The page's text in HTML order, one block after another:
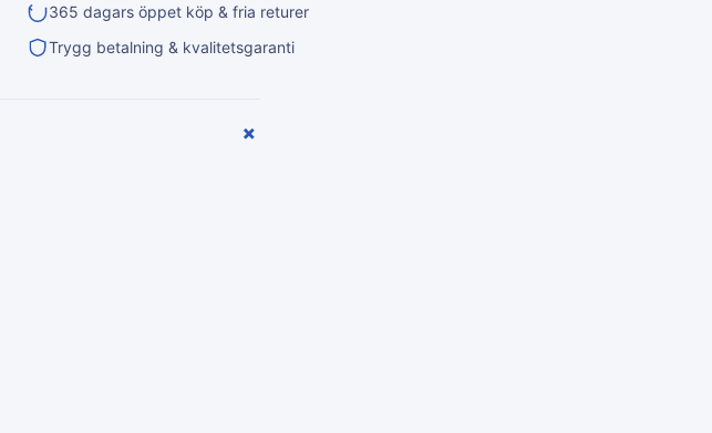
365 dagars öppet köp & fria returer
Trygg betalning & kvalitetsgaranti
+